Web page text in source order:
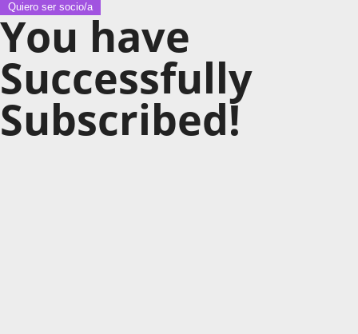
Quiero ser socio/a
You have
Successfully
Subscribed!